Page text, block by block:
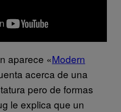
aparece «Modern
acerca de una
pero de formas
le explica que un